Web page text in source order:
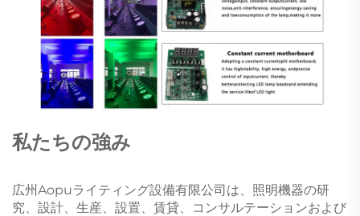
私たちの強み
広州Aopuライティング設備有限公司は、照明機器の研
究、設計、生産、設置、賃貸、コンサルテーションおよび